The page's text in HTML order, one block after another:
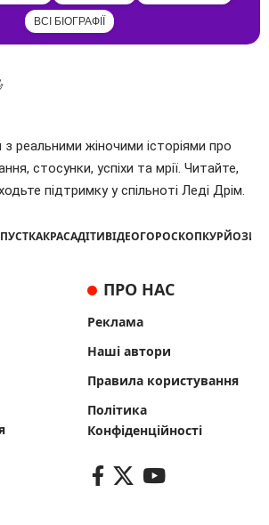
ВСІ БІОГРАФІЇ
з реальними жіночими історіями про
стосунки, успіхи та мрії. Читайте,
підтримку у спільноті Леді Дрім.
КРАСАДІТИВІДЕОГОРОСКОПКУРЙОЗИ
ПРО НАС
Реклама
Наші автори
Правила користування
Політика
Конфіденційності